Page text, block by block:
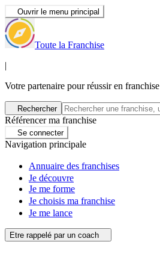
Ouvrir le menu principal
Toute la Franchise
|
Votre partenaire pour réussir en franchise
Rechercher
Référencer ma franchise
Se connecter
Navigation principale
Annuaire des franchises
Je découvre
Je me forme
Je choisis ma franchise
Je me lance
Etre rappelé par un coach